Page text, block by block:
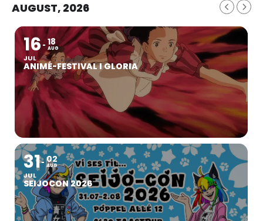
AUGUST, 2026
16
JUL
18
AUG
ANIMÉ-FESTIVAL I GLORIA
31
JUL
02
AUG
SEIJOCON 2026